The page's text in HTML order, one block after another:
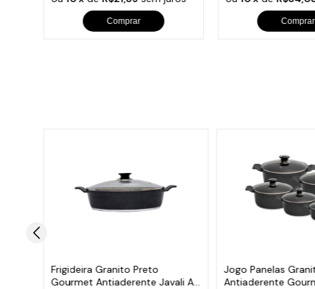
Comprar Comprar
Frigideira Granito Preto
Gourmet Antiaderente Javali AA
Jogo Panelas
Antiaderente